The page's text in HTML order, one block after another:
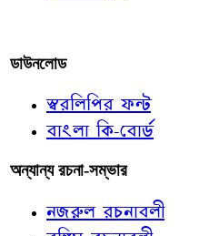
ডাউনলোড
স্বরলিপির ফন্ট
বাংলা কি-বোর্ড
অন্যান্য রচনা-সম্ভার
নজরুল রচনাবলী